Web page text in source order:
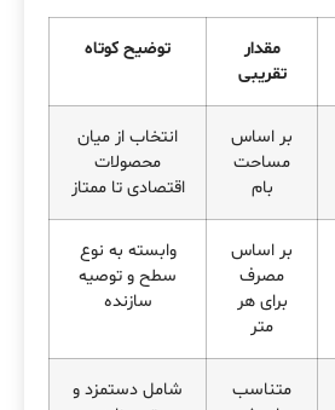
مقدار
تقریبی
توضیح کوتاه
بر اساس
مساحت
بام
انتخاب از میان
محصولات
اقتصادی تا ممتاز
بر اساس
مصرف
برای هر
متر
وابسته به نوع
سطح و توصیه
سازنده
متناسب
شامل دستمزد و